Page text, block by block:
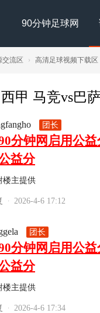
90分钟足球网
交流区 › 高清足球视频下载区
甲 马竞vs巴
团长
分钟网启用公
益分
楼主提供
· 2026-4-6 17:12
团长
分钟网启用公
益分
楼主提供
· 2026-4-6 17:34